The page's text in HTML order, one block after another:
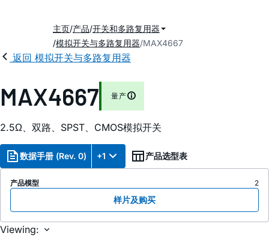
主页 产品 开关和多路复用器
模拟开关与多路复用器 MAX4667
返回 模拟开关与多路复用器
MAX4667 量产
2.5Ω、双路、SPST、CMOS模拟开关
数据手册 (Rev. 0) +1 产品选型表
产品模型 2
样片及购买
Viewing: